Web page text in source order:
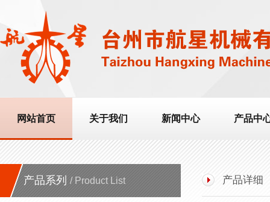
网站首页 关于我们 新闻中心 产品中
产品系列 / Product List 产品详细